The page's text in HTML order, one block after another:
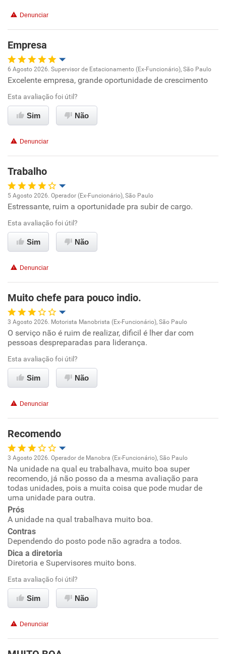
Denunciar
Empresa
Oportunidade de promoção
Ambiente de trabalho
Benefícios
Recomenda esta empresa
Recomenda a diretoria
6 Agosto 2026. Supervisor de Estacionamento (Ex-Funcionário), São Paulo
Excelente empresa, grande oportunidade de crescimento
Esta avaliação foi útil?
Sim Não
Denunciar
Trabalho
Oportunidade de promoção
Ambiente de trabalho
Benefícios
Recomenda esta empresa
Não recomenda a diretoria
5 Agosto 2026. Operador (Ex-Funcionário), São Paulo
Estressante, ruim a oportunidade pra subir de cargo.
Esta avaliação foi útil?
Sim Não
Denunciar
Muito chefe para pouco indio.
Oportunidade de promoção
Ambiente de trabalho
Conciliação com a vida familiar
Não recomenda esta empresa
Não recomenda a diretoria
3 Agosto 2026. Motorista Manobrista (Ex-Funcionário), São Paulo
O serviço não é ruim de realizar, dificil é lher dar com
pessoas despreparadas para liderança.
Esta avaliação foi útil?
Sim Não
Denunciar
Recomendo
Oportunidade de promoção
Ambiente de trabalho
Conciliação com a vida familiar
Benefícios
3 Agosto 2026. Operador de Manobra (Ex-Funcionário), São Paulo
Na unidade na qual eu trabalhava, muito boa super
recomendo, já não posso da a mesma avaliação para
todas unidades, pois a muita coisa que pode mudar de
uma unidade para outra.
Prós
A unidade na qual trabalhava muito boa.
Contras
Dependendo do posto pode não agradra a todos.
Dica a diretoria
Diretoria e Supervisores muito bons.
Esta avaliação foi útil?
Sim Não
Denunciar